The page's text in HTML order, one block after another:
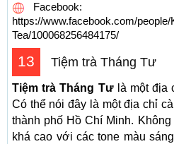
Facebook:
https://www.facebook.com/
Tea/100068256484175/
13 Tiệm trà Tháng Tư
Tiệm trà Tháng Tưlà một địa
Có thể nói đây là một địa chỉ
thành phố Hồ Chí Minh.
khá cao với các tone màu